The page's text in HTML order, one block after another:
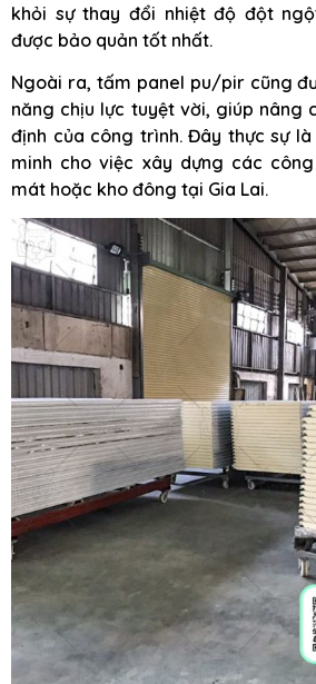
khỏi sự thay đổi nhiệt độ đột
được bảo quản tốt nhất.
Ngoài ra, tấm panel pu/pir cũng
năng chịu lực tuyệt vời, giúp nâng
định của công trình. Đây thực sự
minh cho việc xây dựng các
mát hoặc kho đông tại Gia Lai.